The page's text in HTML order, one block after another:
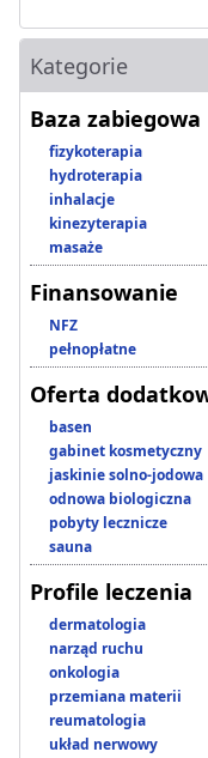
Kategorie
Baza zabiegowa
fizykoterapia
hydroterapia
inhalacje
kinezyterapia
masaże
Finansowanie
NFZ
pełnopłatne
Oferta
basen
gabinet kosmetyczny
jaskinie solno-jodowa
odnowa biologiczna
pobyty lecznicze
sauna
Profile leczenia
dermatologia
narząd ruchu
onkologia
przemiana materii
reumatologia
układ nerwowy